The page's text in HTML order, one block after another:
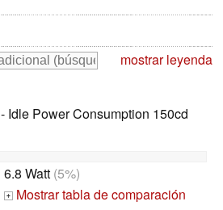
mostrar leyenda
- Idle Power Consumption 150cd
6.8 Watt (5%)
+ Mostrar tabla de comparación